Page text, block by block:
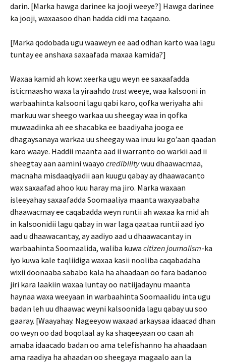
darin. [Marka hawga darinee ka jooji weeye?] Hawga darinee
ka jooji, waxaasoo dhan hadda cidi ma taqaano.
[Marka qodobada ugu waaweyn ee aad odhan karto waa lagu
tuntay ee anshaxa saxaafada maxaa kamida?]
Waxaa kamid ah kow: xeerka ugu weyn ee saxaafadda
isticmaasho waxa la yiraahdo trustweeye, waa kalsooni in
warbaahinta kalsooni lagu qabi karo, qofka weriyaha ahi
markuu war sheego warkaa uu sheegay waa in qofka
muwaadinka ah ee shacabka ee baadiyaha jooga ee
dhagaysanaya warkaa uu sheegay waa inuu ku go’aan qaadan
karo waaye. Haddii maanta aad ii warranto oo warkii aad ii
sheegtay aan aamini waayo credibilitywuu dhaawacmaa,
macnaha misdaaqiyadii aan kuugu qabay ay dhaawacanto
wax saxaafad ahoo kuu haray ma jiro. Marka waxaan
isleeyahay saxaafadda Soomaaliya maanta waxyaabaha
dhaawacmay ee caqabadda weyn runtii ah waxaa ka mid ah
in kalsoonidii lagu qabay in war laga qaataa runtii aad iyo
aad u dhaawacantay, ay aadiyo aad u dhaawacantay in
warbaahinta Soomaalida, waliba kuwa citizen journalism-ka
iyo kuwa kale taqliidiga waxaa kasii nooliba caqabadaha
wixii doonaaba sababo kala ha ahaadaan oo fara badanoo
jiri kara laakiin waxaa luntay oo natiijadaynu maanta
haynaa waxa weeyaan in warbaahinta Soomaalidu inta ugu
badan leh uu dhaawac weyni kalsoonida lagu qabay uu soo
gaaray. [Waayahay. Nageeyow waxaad arkaysaa idaacad dhan
oo weyn oo dad boqolaal ay ka shaqeeyaan oo caan ah
amaba idaacado badan oo ama telefishanno ha ahaadaan
ama raadiya ha ahaadan oo sheegaya magaalo aan la